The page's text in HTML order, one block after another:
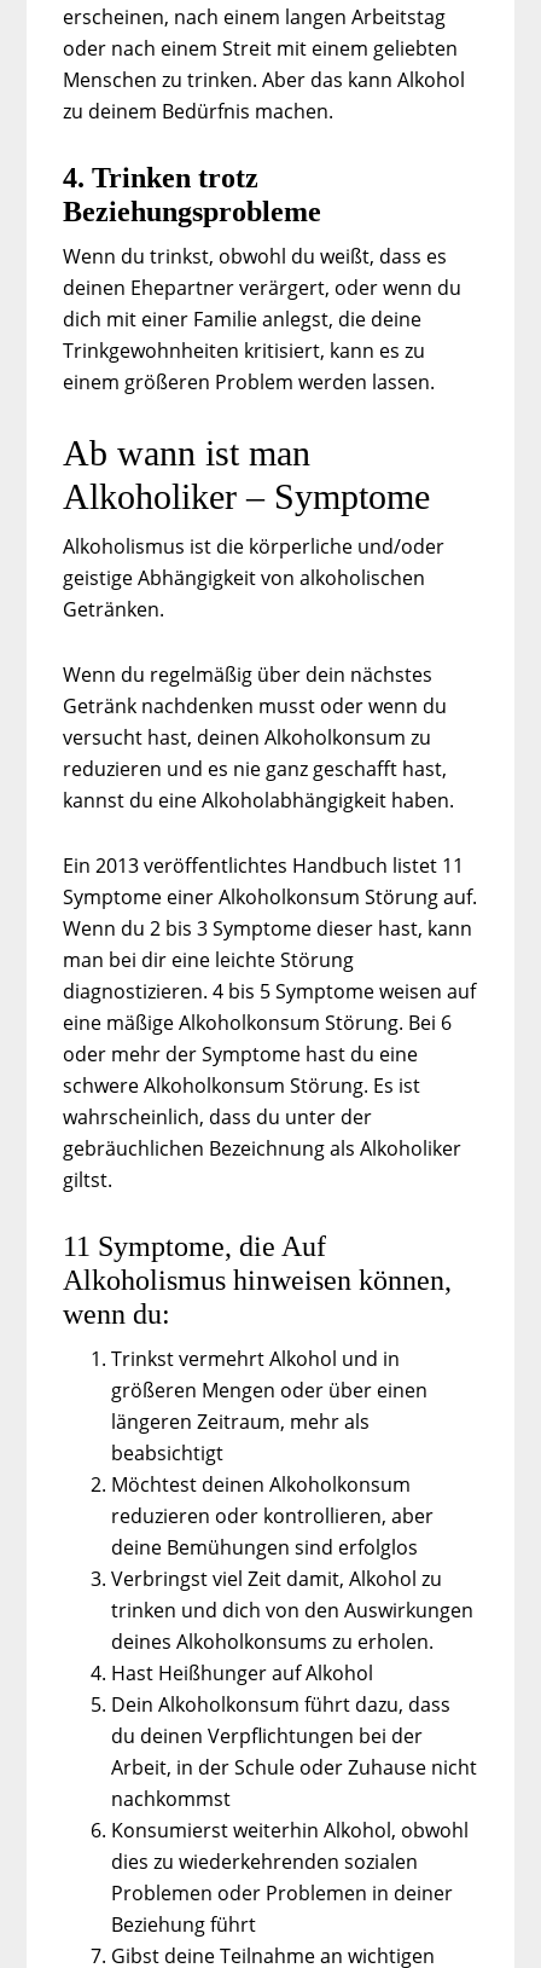
erscheinen, nach einem langen Arbeitstag
oder nach einem Streit mit einem geliebten
Menschen zu trinken. Aber das kann Alkohol
zu deinem Bedürfnis machen.
4. Trinken trotz
Beziehungsprobleme
Wenn du trinkst, obwohl du weißt, dass es
deinen Ehepartner verärgert, oder wenn du
dich mit einer Familie anlegst, die deine
Trinkgewohnheiten kritisiert, kann es zu
einem größeren Problem werden lassen.
Ab wann ist man
Alkoholiker – Symptome
Alkoholismus ist die körperliche und/oder
geistige Abhängigkeit von alkoholischen
Getränken.
Wenn du regelmäßig über dein nächstes
Getränk nachdenken musst oder wenn du
versucht hast, deinen Alkoholkonsum zu
reduzieren und es nie ganz geschafft hast,
kannst du eine Alkoholabhängigkeit haben.
Ein 2013 veröffentlichtes Handbuch listet 11
Symptome einer Alkoholkonsum Störung auf.
Wenn du 2 bis 3 Symptome dieser hast, kann
man bei dir eine leichte Störung
diagnostizieren. 4 bis 5 Symptome weisen auf
eine mäßige Alkoholkonsum Störung. Bei 6
oder mehr der Symptome hast du eine
schwere Alkoholkonsum Störung. Es ist
wahrscheinlich, dass du unter der
gebräuchlichen Bezeichnung als Alkoholiker
giltst.
11 Symptome, die Auf
Alkoholismus hinweisen können,
wenn du:
Trinkst vermehrt Alkohol und in
größeren Mengen oder über einen
längeren Zeitraum, mehr als
beabsichtigt
Möchtest deinen Alkoholkonsum
reduzieren oder kontrollieren, aber
deine Bemühungen sind erfolglos
Verbringst viel Zeit damit, Alkohol zu
trinken und dich von den Auswirkungen
deines Alkoholkonsums zu erholen.
Hast Heißhunger auf Alkohol
Dein Alkoholkonsum führt dazu, dass
du deinen Verpflichtungen bei der
Arbeit, in der Schule oder Zuhause nicht
nachkommst
Konsumierst weiterhin Alkohol, obwohl
dies zu wiederkehrenden sozialen
Problemen oder Problemen in deiner
Beziehung führt
Gibst deine Teilnahme an wichtigen